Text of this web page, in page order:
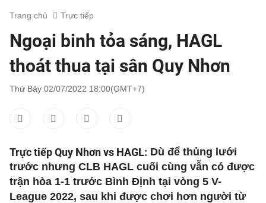
Trang chủ Trực tiếp
Ngoại binh tỏa sáng, HAGL
thoát thua tại sân Quy Nhơn
Thứ Bảy 02/07/2022 18:00(GMT+7)
Trực tiếp Quy Nhơn vs HAGL: Dù để thủng lưới
trước nhưng CLB HAGL cuối cùng vẫn có được
trận hòa 1-1 trước Bình Định tại vòng 5 V-
League 2022, sau khi được chơi hơn người từ